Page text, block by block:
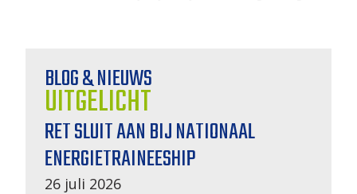
BLOG & NIEUWS
UITGELICHT
RET SLUIT AAN BIJ NATIONAAL
ENERGIETRAINEESHIP
26 juli 2026